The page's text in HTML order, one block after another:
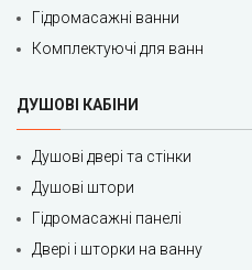
Гідромасажні ванни
Комплектуючі для ванн
ДУШОВІ КАБІНИ
Душові двері та стінки
Душові штори
Гідромасажні панелі
Двері і шторки на ванну